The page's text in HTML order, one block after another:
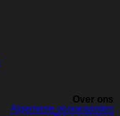
Over ons
Algemene voorwaarden